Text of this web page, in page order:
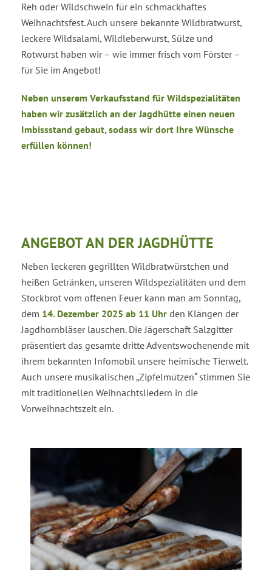
Reh oder Wildschwein für ein schmackhaftes
Weihnachtsfest. Auch unsere bekannte Wildbratwurst,
leckere Wildsalami, Wildleberwurst, Sülze und
Rotwurst haben wir – wie immer frisch vom Förster –
für Sie im Angebot!
Neben unserem Verkaufsstand für Wildspezialitäten
haben wir zusätzlich an der Jagdhütte einen neuen
Imbissstand gebaut, sodass wir dort Ihre Wünsche
erfüllen können!
ANGEBOT AN DER JAGDHÜTTE
Neben leckeren gegrillten Wildbratwürstchen und
heißen Getränken, unseren Wildspezialitäten und dem
Stockbrot vom offenen Feuer kann man am Sonntag,
dem 14. Dezember 2025 ab 11 Uhr den Klängen der
Jagdhornbläser lauschen. Die Jägerschaft Salzgitter
präsentiert das gesamte dritte Adventswochenende mit
ihrem bekannten Infomobil unsere heimische Tierwelt.
Auch unsere musikalischen „Zipfelmützen“ stimmen Sie
mit traditionellen Weihnachtsliedern in die
Vorweihnachtszeit ein.